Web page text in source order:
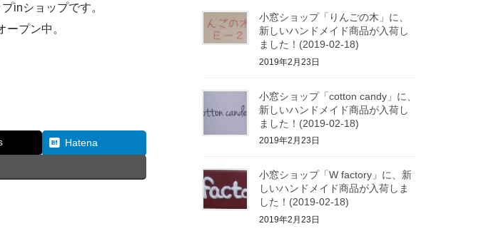
inショップです。
プン中。
Hatena
小窓ショップ「りんごの木」に、
新しいハンドメイド商品が入荷し
ました！(2019-02-18)
2019年2月23日
小窓ショップ「cotton candy」に、
新しいハンドメイド商品が入荷し
ました！(2019-02-18)
2019年2月23日
小窓ショップ「W factory」に、新
しいハンドメイド商品が入荷しま
した！(2019-02-18)
2019年2月23日